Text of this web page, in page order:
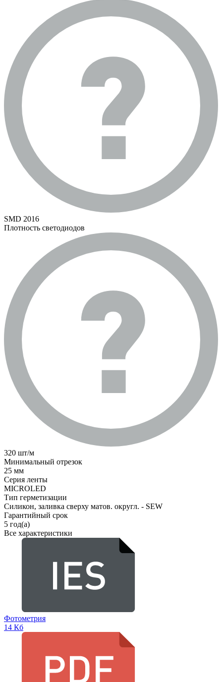
SMD 2016
Плотность светодиодов
320 шт/м
Минимальный отрезок
25 мм
Серия ленты
MICROLED
Тип герметизации
Силикон, заливка сверху матов. округл. - SEW
Гарантийный срок
5 год(а)
Все характеристики
Фотометрия
14 Кб